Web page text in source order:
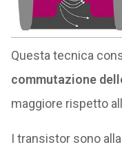
Questa tecnica
commutazione
maggiore rispetto
I transistor sono